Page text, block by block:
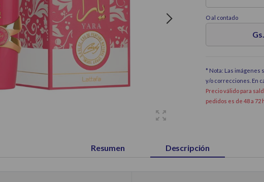
O al contado
* Nota: Las
y/o correcciones. En
Precio válido para
pedidos es de 48 a 72
Resumen Descripción